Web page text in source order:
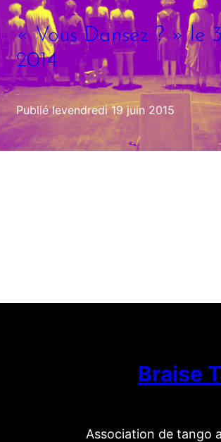
« Vous Dansez ? » le
2014
Publié levendredi 19 juin 2015
Braise
Association de tango